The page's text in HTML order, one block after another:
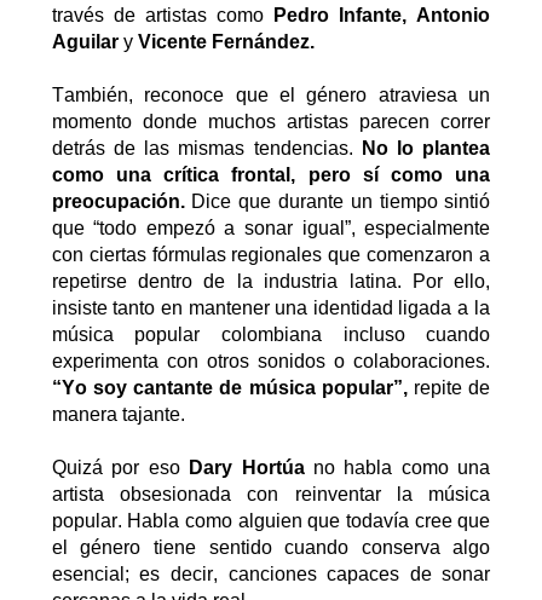
través de artistas como
Pedro Infante, Antonio
Aguilar yVicente Fernández.
También, reconoce que el género atraviesa un
momento donde muchos artistas parecen correr
detrás de las mismas tendencias.
No lo plantea
como una crítica frontal, pero sí como una
preocupación.Dice que durante un tiempo sintió
que “todo empezó a sonar igual”, especialmente
con ciertas fórmulas regionales que comenzaron a
repetirse dentro de la industria latina. Por e llo,
insiste tanto en mantener una identidad ligada a la
música popular colombiana incluso cuando
experimenta con otros sonidos o colaboraciones.
“Yo soy cantante de música popular”,repitede
manera tajante.
Quizá por eso Dary Hortúano habla como una
artista obsesionada con reinventar la música
popular. Habla como alguien que todavía cree que
el género tiene sentido cuando conserva algo
esencial ; es decir, canciones capaces de sonar